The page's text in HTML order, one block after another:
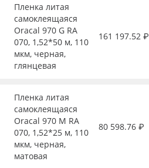
Пленка литая
самоклеящаяся
Oracal 970 G RA
070, 1,52*50 м, 110
мкм, черная,
глянцевая
161 197.52 ₽
Пленка литая
самоклеящаяся
Oracal 970 M RA
070, 1,52*25 м, 110
мкм, черная,
матовая
80 598.76 ₽